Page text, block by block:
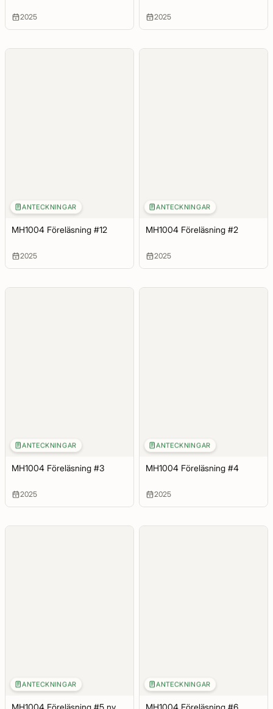
2025 2025
ANTECKNINGAR
MH1004 Föreläsning #12
2025
ANTECKNINGAR
MH1004 Föreläsning #2
2025
ANTECKNINGAR
MH1004 Föreläsning #3
2025
ANTECKNINGAR
MH1004 Föreläsning #4
2025
ANTECKNINGAR
MH1004 Föreläsning #5 ny
ANTECKNINGAR
MH1004 Föreläsning #6